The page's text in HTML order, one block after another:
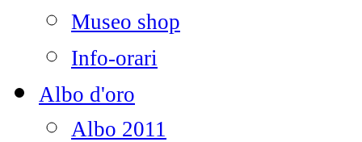
Museo shop
Info-orari
Albo d'oro
Albo 2011